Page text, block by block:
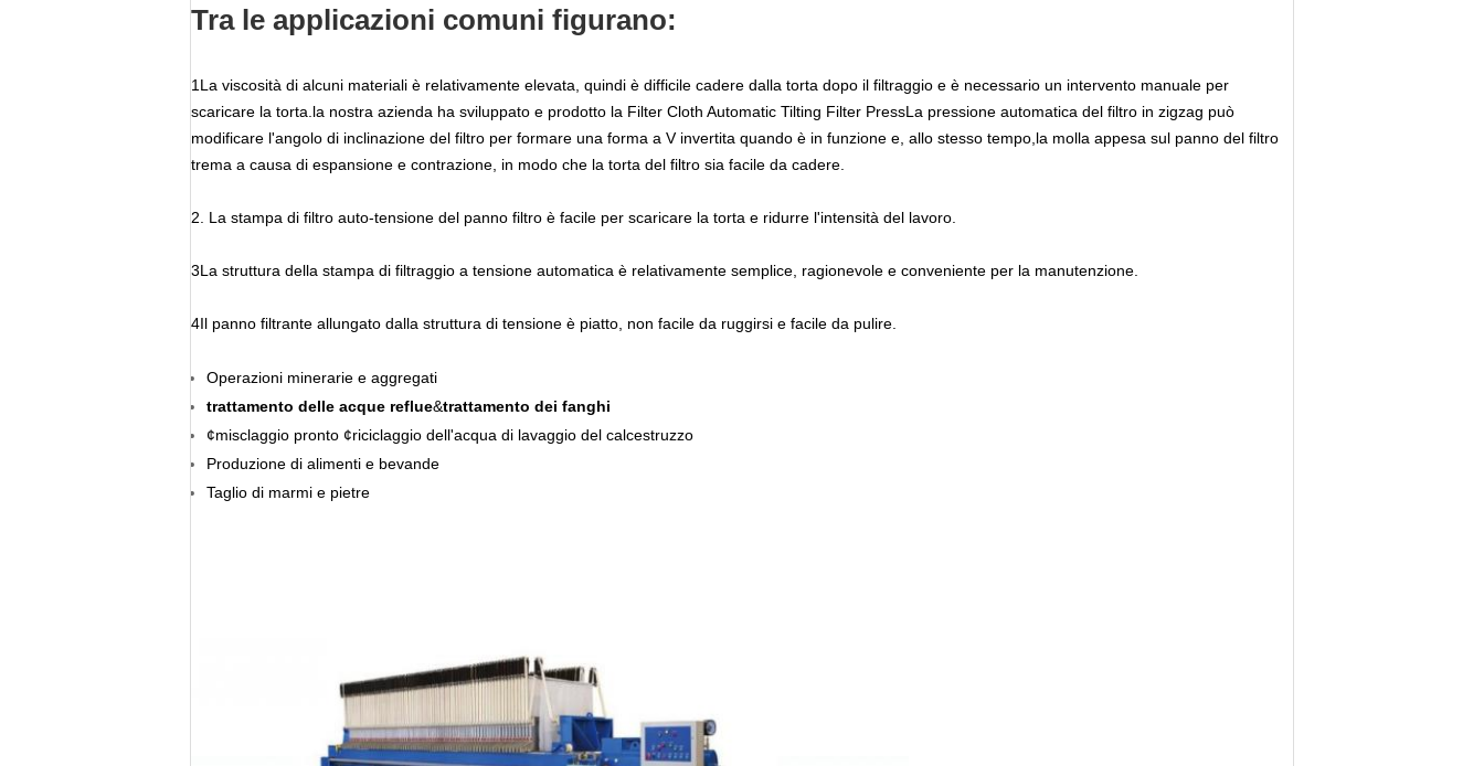
Tra le applicazioni comuni figurano:
1La viscosità di alcuni materiali è relativamente elevata, quindi è difficile cadere dalla torta dopo il filtraggio e è necessario un intervento manuale per
scaricare la torta.la nostra azienda ha sviluppato e prodotto la Filter Cloth Automatic Tilting Filter PressLa pressione automatica del filtro in zigzag può
modificare l'angolo di inclinazione del filtro per formare una forma a V invertita quando è in funzione e, allo stesso tempo,la molla appesa sul panno del filtro
trema a causa di espansione e contrazione, in modo che la torta del filtro sia facile da cadere.
2. La stampa di filtro auto-tensione del panno filtro è facile per scaricare la torta e ridurre l'intensità del lavoro.
3La struttura della stampa di filtraggio a tensione automatica è relativamente semplice, ragionevole e conveniente per la manutenzione.
4Il panno filtrante allungato dalla struttura di tensione è piatto, non facile da ruggirsi e facile da pulire.
Operazioni minerarie e aggregati
trattamento delle acque reflue&trattamento dei fanghi
¢misclaggio pronto ¢riciclaggio dell'acqua di lavaggio del calcestruzzo
Produzione di alimenti e bevande
Taglio di marmi e pietre